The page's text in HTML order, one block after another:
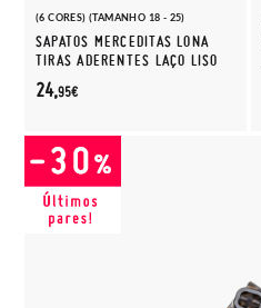
(6 CORES) (TAMANHO 18 - 25)
SAPATOS MERCEDITAS LONA
TIRAS ADERENTES LAÇO LISO
24,95€